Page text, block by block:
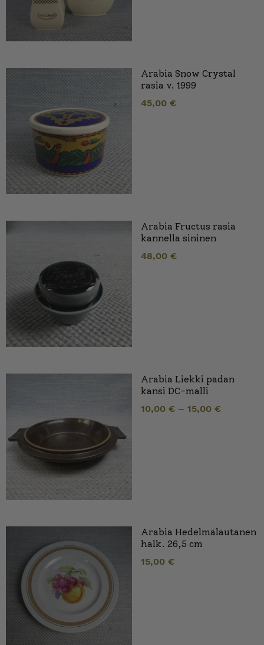
Arabia Snow Crystal
rasia v. 1999
45,00 €
Arabia Fructus rasia
kannella sininen
48,00 €
Arabia Liekki padan
kansi DC-malli
10,00 € – 15,00 €
Arabia Hedelmälautanen
halk. 26,5 cm
15,00 €